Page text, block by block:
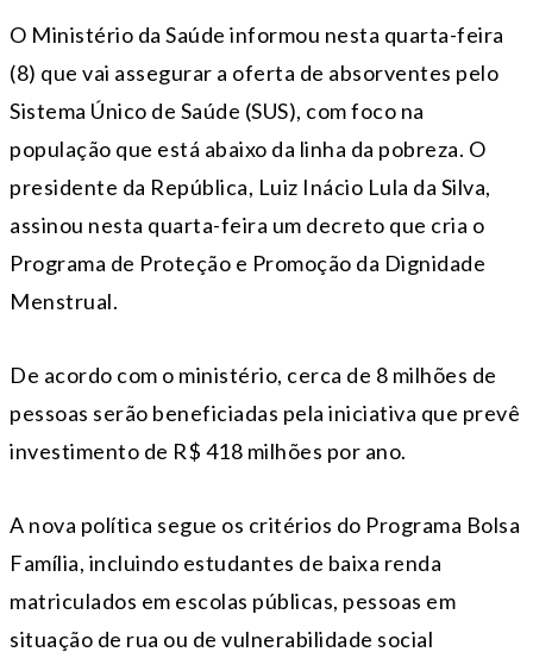
O Ministério da Saúde informou nesta quarta-feira
(8) que vai assegurar a oferta de absorventes pelo
Sistema Único de Saúde (SUS), com foco na
população que está abaixo da linha da pobreza. O
presidente da República, Luiz Inácio Lula da Silva,
assinou nesta quarta-feira um decreto que cria o
Programa de Proteção e Promoção da Dignidade
Menstrual.
De acordo com o ministério, cerca de 8 milhões de
pessoas serão beneficiadas pela iniciativa que prevê
investimento de R$ 418 milhões por ano.
A nova política segue os critérios do Programa Bolsa
Família, incluindo estudantes de baixa renda
matriculados em escolas públicas, pessoas em
situação de rua ou de vulnerabilidade social